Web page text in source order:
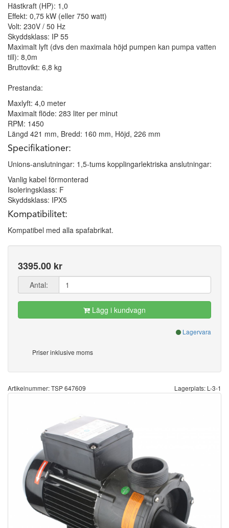
Hästkraft (HP): 1,0
Effekt: 0,75 kW (eller 750 watt)
Volt: 230V / 50 Hz
Skyddsklass: IP 55
Maximalt lyft (dvs den maximala höjd pumpen kan pumpa vatten
till): 8,0m
Bruttovikt: 6,8 kg
Prestanda:
Maxlyft: 4,0 meter
Maximalt flöde: 283 liter per minut
RPM: 1450
Längd 421 mm, Bredd: 160 mm, Höjd, 226 mm
Specifikationer:
Unions-anslutningar: 1,5-tums kopplingarlektriska anslutningar:
Vanlig kabel förmonterad
Isoleringsklass: F
Skyddsklass: IPX5
Kompatibilitet:
Kompatibel med alla spafabrikat.
3395.00 kr
Antal:
Lägg i kundvagn
Lagervara
Priser inklusive moms
Artikelnummer: TSP 647609 Lagerplats: L-3-1